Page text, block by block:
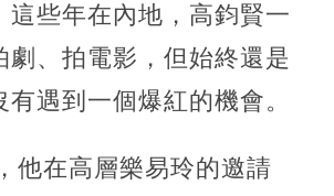
這些年在內地，高鈞賢一
劇、拍電影，但始終還是
遇到一個爆紅的機會。
他在高層樂易玲的邀請